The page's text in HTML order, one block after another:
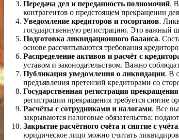
Передача дел и переданность полномочий.
контрагентов о предстоящем прекращении
Уведомление кредиторов и госорганов.
государственную регистрацию. Это важный
Подготовка ликвидационного баланса.
основе рассчитываются требования
Распределение активов и расчёт с
уставом и законодательством. Важно
Публикация уведомления о ликвидации. В
предъявления претензий кредиторами со
Государственная регистрация
регистрации прекращения требуется снятие
Расчёты с сотрудниками и налогами. Все
закрываются налоговые обязательства:
Закрытие расчётного счёта и снятие с учёта
юридическое лицо можно считать